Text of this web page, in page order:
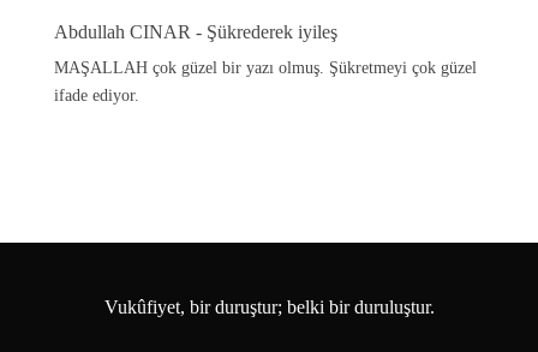
Abdullah CINAR - Şükrederek iyileş
MAŞALLAH çok güzel bir yazı olmuş. Şükretmeyi çok güzel
ifade ediyor.
Vukûfiyet, bir duruştur; belki bir duruluştur.